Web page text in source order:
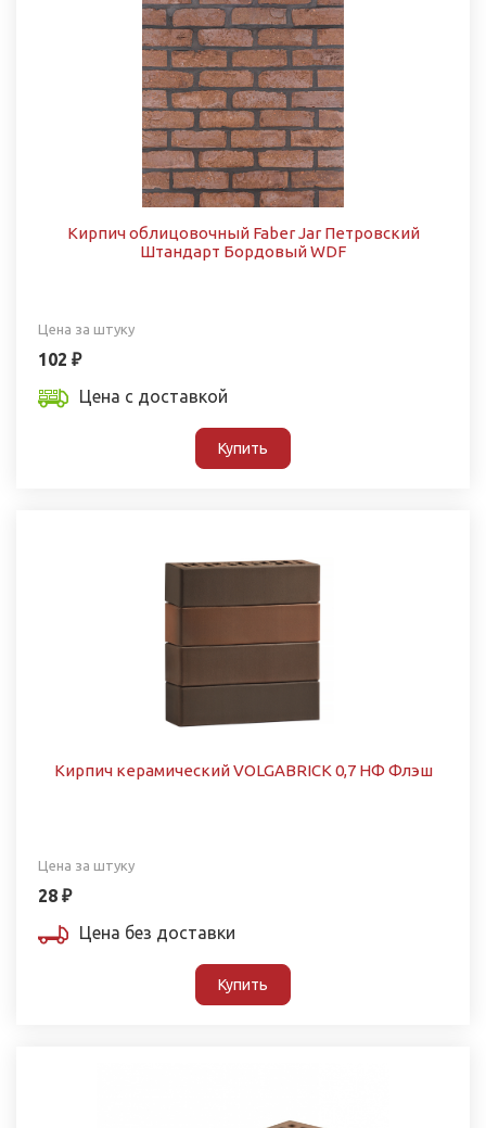
Кирпич облицовочный Faber Jar Петровский
Штандарт Бордовый WDF
Цена за штуку
102 ₽
Цена с доставкой
Купить
Кирпич керамический VOLGABRICK 0,7 НФ Флэш
Цена за штуку
28 ₽
Цена без доставки
Купить